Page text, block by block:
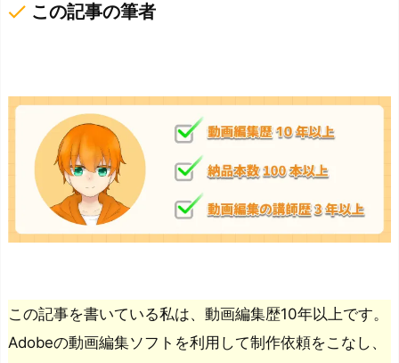
done この記事の筆者
この記事を書いている私は、動画編集歴10年以上です。
Adobeの動画編集ソフトを利用して制作依頼をこなし、